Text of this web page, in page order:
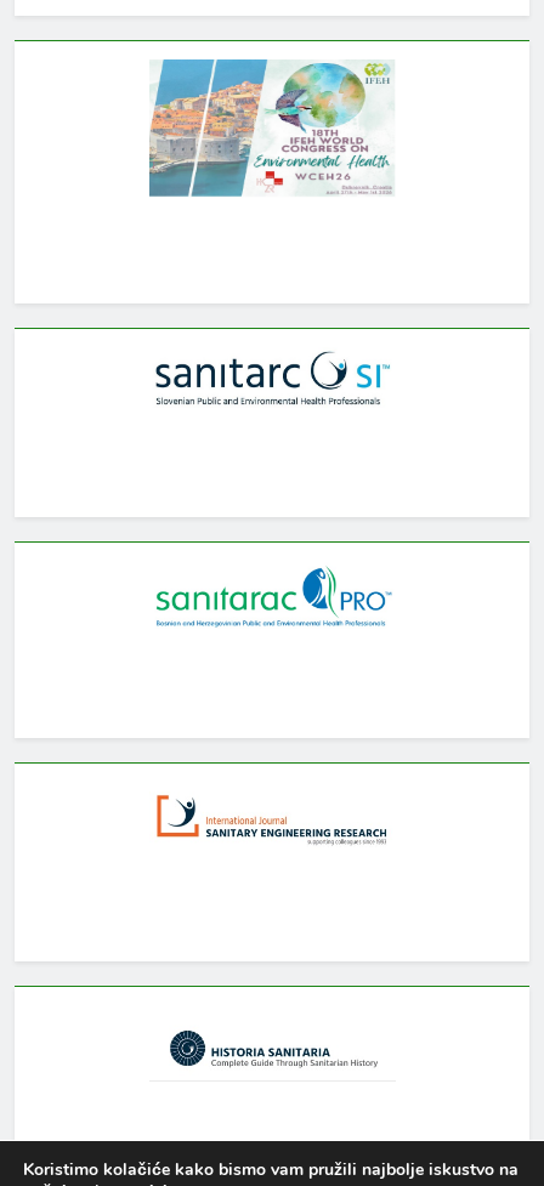
Koristimo kolačiće kako bismo vam pružili najbolje iskustvo na